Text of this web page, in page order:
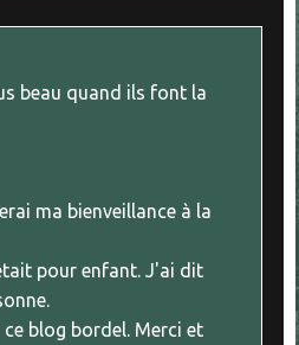
beau quand ils font la
ma bienveillance à la
pour enfant. J'ai dit
blog bordel. Merci et